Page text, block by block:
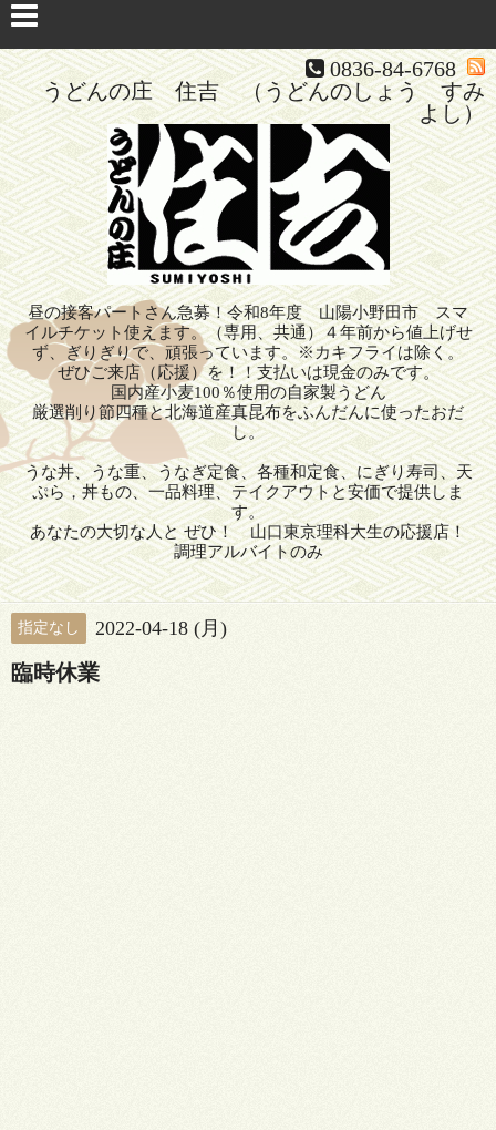
0836-84-6768
うどんの庄 住吉 （うどんのしょう すみ
よし）
昼の接客パートさん急募！令和8年度 山陽小野田市 スマ
イルチケット使えます。（専用、共通）４年前から値上げせ
ず、ぎりぎりで、頑張っています。※カキフライは除く。
ぜひご来店（応援）を！！支払いは現金のみです。
国内産小麦100％使用の自家製うどん
厳選削り節四種と北海道産真昆布をふんだんに使ったおだ
し。
うな丼、うな重、うなぎ定食、各種和定食、にぎり寿司、天
ぷら，丼もの、一品料理、テイクアウトと安価で提供しま
す。
あなたの大切な人と ぜひ！ 山口東京理科大生の応援店！
調理アルバイトのみ
指定なし 2022-04-18 (月)
臨時休業